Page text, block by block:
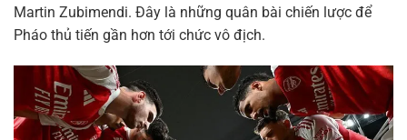
Martin Zubimendi. Đây là những quân bài chiến lược để
Pháo thủ tiến gần hơn tới chức vô địch.